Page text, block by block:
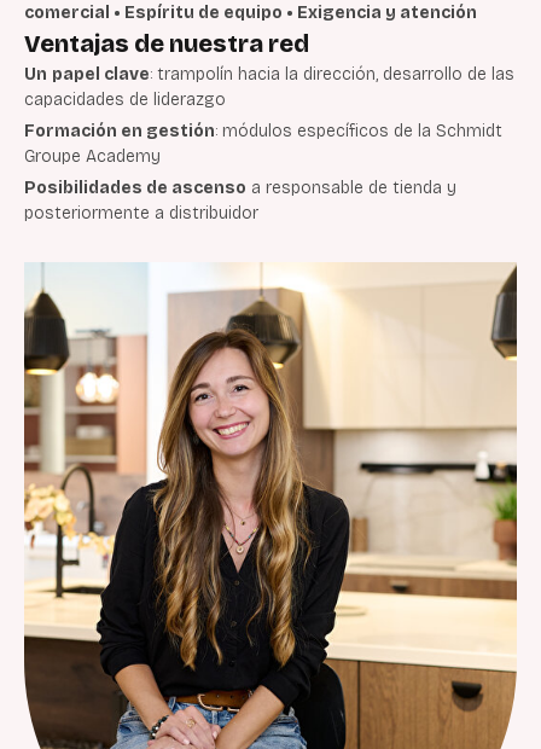
comercial • Espíritu de equipo • Exigencia y atención
Ventajas de nuestra red
Un papel clave: trampolín hacia la dirección, desarrollo de las
capacidades de liderazgo
Formación en gestión: módulos específicos de la Schmidt
Groupe Academy
Posibilidades de ascenso a responsable de tienda y
posteriormente a distribuidor